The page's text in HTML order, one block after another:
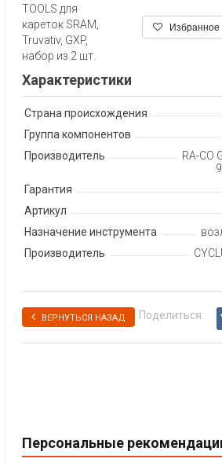
Избранное
TOOLS для
кареток SRAM,
Truvativ, GXP,
набор из 2 шт.
Характеристики
Страна происхождения
Группа компонентов
Производитель
RA-CO
Гарантия
Артикул
Назначение инструмента
Производитель
ВЕРНУТЬСЯ НАЗАД Поделиться:
Персональные